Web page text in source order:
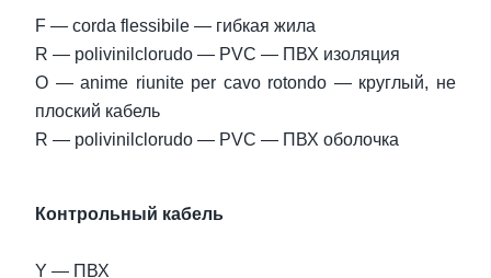
F — corda flessibile — гибкая жила
R — polivinilclorudo — PVC — ПВХ изоляция
O — anime riunite per cavo rotondo — круглый, не
плоский кабель
R — polivinilclorudo — PVC — ПВХ оболочка
Контрольный кабель
Y — ПВХ